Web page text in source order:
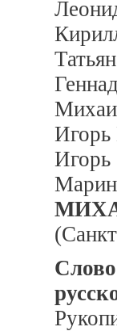
Игорь